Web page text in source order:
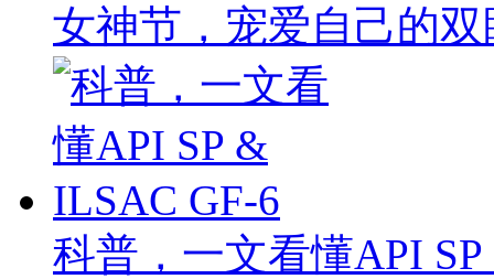
女神节，宠爱自己的
科普，一文看懂API